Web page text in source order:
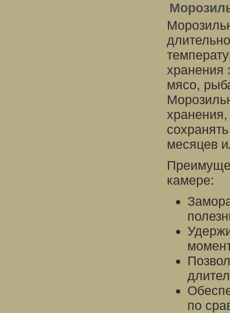
хранения
мясо,
месяцев
камере:
по